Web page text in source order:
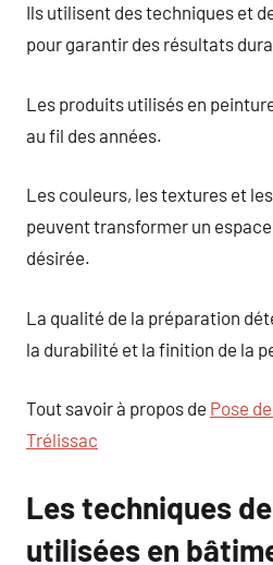
Ils utilisent des techniques et
pour garantir des résultats
Les produits utilisés en
au fil des années.
Les couleurs, les textures et
peuvent transformer un
désirée.
La qualité de la préparation
la durabilité et la finition de la
Tout savoir à propos de Pose
Trélissac
Les techniques
utilisées en